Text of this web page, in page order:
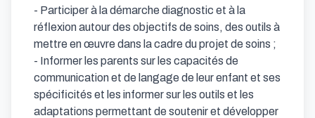
- Participer à la démarche diagnostic et à la
réflexion autour des objectifs de soins, des outils à
mettre en œuvre dans la cadre du projet de soins ;
- Informer les parents sur les capacités de
communication et de langage de leur enfant et ses
spécificités et les informer sur les outils et les
adaptations permettant de soutenir et développer